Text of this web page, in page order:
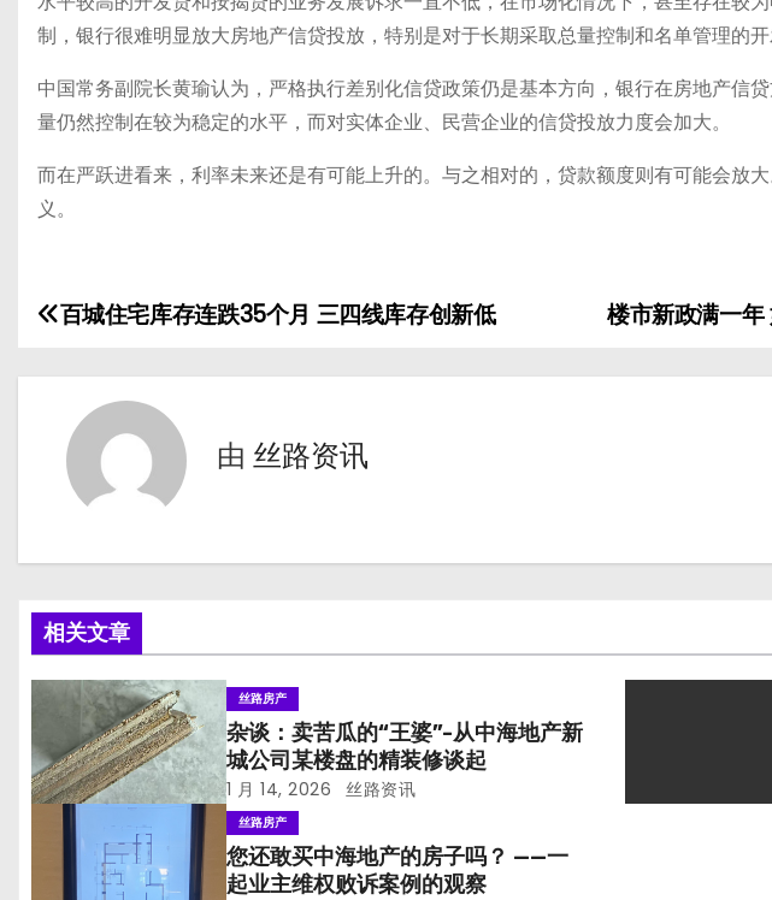
制，银行很难明显放大房地产信贷投放，特别是对于长期采取总量控制和名单管理的开
中国常务副院长黄瑜认为，严格执行差别化信贷政策仍是基本方向，银行在房地产信
量仍然控制在较为稳定的水平，而对实体企业、民营企业的信贷投放力度会加大。
而在严跃进看来，利率未来还是有可能上升的。与之相对的，贷款额度则有可能会放
义。
文
章
导
航
楼市新政满一
百城住宅库存连跌35个月 三四线库存创新低
由 丝路资讯
相关文章
丝路房产
杂谈：卖苦瓜的“王婆”-从中海地产新
城公司某楼盘的精装修谈起
1 月 14, 2026 丝路资讯
丝路房产
您还敢买中海地产的房子吗？ ——一
起业主维权败诉案例的观察